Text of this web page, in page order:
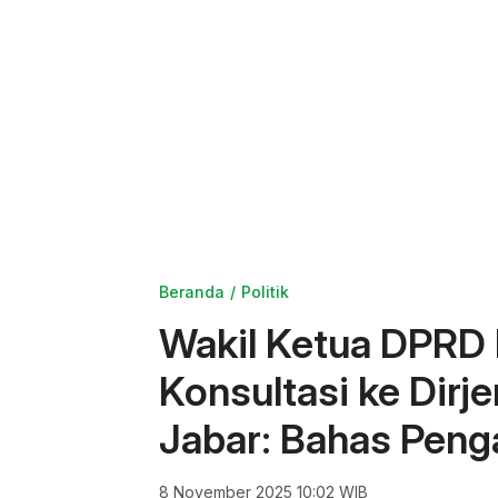
Beranda Politik
Wakil Ketua
Konsultasi ke
Jabar: Bahas
8 November 2025 10:02 WIB